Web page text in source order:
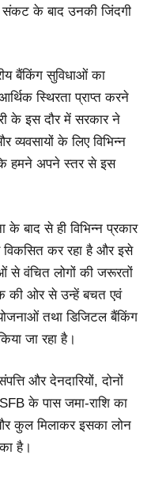
संकट के बाद उनकी जिंदगी
बैंकिंग सुविधाओं का
स्थिरता प्राप्त करने
के इस दौर में सरकार ने
व्यवसायों के लिए विभिन्न
हमने अपने स्तर से इस
बाद से ही विभिन्न प्रकार
विकसित कर रहा है और इसे
से वंचित लोगों की जरूरतों
की ओर से उन्हें बचत एवं
तथा डिजिटल बैंकिंग
जा रहा है।
और देनदारियों, दोनों
के पास जमा-राशि का
कुल मिलाकर इसका लोन
है।